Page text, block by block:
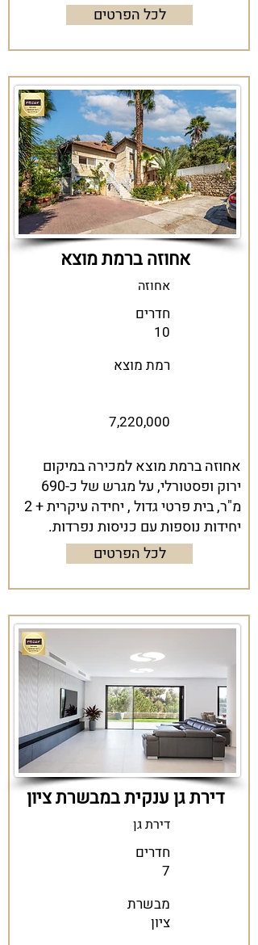
לכל הפרטים
אחוזה ברמת מוצא
אחוזה
חדרים
10
רמת מוצא
7,220,000
אחוזה ברמת מוצא למכירה במיקום
ירוק ופסטורלי, על מגרש של כ-690
מ"ר, בית פרטי גדול , יחידה עיקרית + 2
יחידות נוספות עם כניסות נפרדות.
לכל הפרטים
דירת גן ענקית במבשרת ציון
דירת גן
חדרים
7
מבשרת
ציון